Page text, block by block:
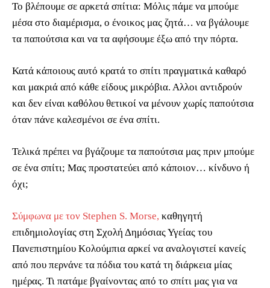
Το βλέπουμε σε αρκετά σπίτια: Μόλις πάμε να μπούμε
μέσα στο διαμέρισμα, ο ένοικος μας ζητά… να βγάλουμε
τα παπούτσια και να τα αφήσουμε έξω από την πόρτα.
Κατά κάποιους αυτό κρατά το σπίτι πραγματικά καθαρό
και μακριά από κάθε είδους μικρόβια. Αλλοι αντιδρούν
και δεν είναι καθόλου θετικοί να μένουν χωρίς παπούτσια
όταν πάνε καλεσμένοι σε ένα σπίτι.
Τελικά πρέπει να βγάζουμε τα παπούτσια μας πριν μπούμε
σε ένα σπίτι; Μας προστατεύει από κάποιον… κίνδυνο ή
όχι;
Σύμφωνα με τον Stephen S. Morse, καθηγητή
επιδημιολογίας στη Σχολή Δημόσιας Υγείας του
Πανεπιστημίου Κολούμπια αρκεί να αναλογιστεί κανείς
από που περνάνε τα πόδια του κατά τη διάρκεια μίας
ημέρας. Τι πατάμε βγαίνοντας από το σπίτι μας για να